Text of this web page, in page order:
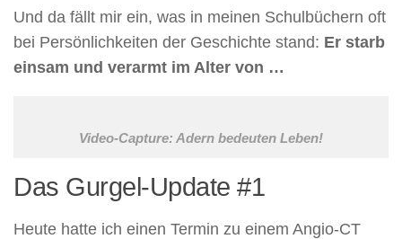
Und da fällt mir ein, was in meinen Schulbüchern oft
bei Persönlichkeiten der Geschichte stand: Er starb
einsam und verarmt im Alter von …
Video-Capture: Adern bedeuten Leben!
Das Gurgel-Update #1
Heute hatte ich einen Termin zu einem Angio-CT